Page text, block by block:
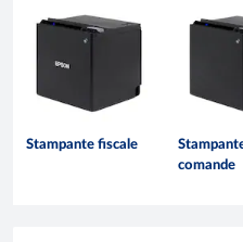
Stampante fiscale
comande